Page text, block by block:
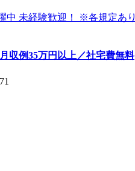
収例35万円以上／社宅費無料